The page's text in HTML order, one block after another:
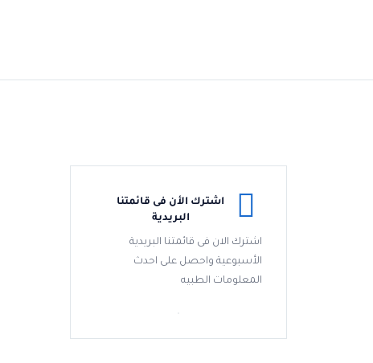
اشترك الأن فى قائمتنا
البريدية
اشترك الان فى قائمتنا البريدية
الأسبوعية واحصل على احدث
المعلومات الطبيه